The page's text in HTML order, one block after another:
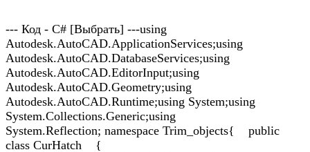
--- Код - C# [Выбрать] ---using Autodesk.AutoCAD.ApplicationServices;using Autodesk.AutoCAD.DatabaseServices;using Autodesk.AutoCAD.EditorInput;using Autodesk.AutoCAD.Geometry;using Autodesk.AutoCAD.Runtime;using System;using System.Collections.Generic;using System.Reflection; namespace Trim_objects{ public class CurHatch { [CommandMethod("cut_hatch")] public void c_hatch() { ObjectId plId = GetObjectId(new List<string> { "acdbpolyline", "acdbcircle" }, "Выберите замкнутый секущий контур"); if (plId == ObjectId.Null ) return; ObjectId hId = GetObjectId(new List<string> { "acdbhatch" }, "Выберите разрезаемую штриховку"); if (hId == ObjectId.Null) return; CutHatch(plId, hId); } /// <summary> /// Основная команда, режет штриховку возвращает списко ObjectId полученных штриховок /// </summary> /// <param name="plId">ObjectId разрезающего контура</param> /// <param name="hId">ObjectId разрезаемой штриховки</param> public List<ObjectId> CutHatch(ObjectId plId, ObjectId hId) { List<ObjectId> result = new List<ObjectId>(); //работаем сразу в транзокции и таблице так как частенько придется что-то доставать или что-то записывать using (Transaction tr = HostApplicationServices.WorkingDatabase.TransactionManager.StartTransaction()) { using (BlockTableRecord ms = tr.GetObject(HostApplicationServices.WorkingDatabase.CurrentSpaceId, OpenMode.ForWrite, false, true) as BlockTableRecord) { using (Hatch hatch = tr.GetObject(hId, OpenMode.ForWrite, false, true) as Hatch) { //получаем план штриховки Plane plane = hatch.GetPlane(); //получаем вектор текущего вида Vector3d vector = GetViewVector(); //проверяем на самопересечение и замкнутость using (Curve pl1 = tr.GetObject(plId, OpenMode.ForRead, false, true) as Curve) using (Curve pl = pl1.GetProjectedCurve(plane, vector)) using (Curve3d pl3d = pl.GetGeCurve()) using (CurveCurveIntersector3d cuin = new CurveCurveIntersector3d(pl3d, pl3d, vector)) { if (cuin.NumberOfIntersectionPoints > 0 | !pl3d.IsClosed()) { tr.Commit(); return new List<ObjectId> { ObjectId.Null }; } } //получаем лупы из штриховки List<HatchLoop> loops = new List<HatchLoop>(); for (int i = hatch.NumberOfLoops - 1; i >= 0; i--) { loops.Add(hatch.GetLoopAt(i)); } //создаем кривые в чертеже для каждого лупа и записываем их в списки List<ObjectId> LoopCurve = new List<ObjectId>(); foreach (HatchLoop loop in loops) { //получаем куски лупа LoopCurve.AddRange(GetCurveFromLoop(loop, plane, hatch)); } //список удаляемых кривых лупов List<ObjectId> erList = new List<ObjectId>(); //список добавляемых кривых в лупы List<ObjectId> addList = new List<ObjectId>(); //список секущих точек List<Point3d> sPoints = new List<Point3d>(); //разрезаем все контура в штриховке проекцией контура (которые контур рассекает) foreach (ObjectId id in LoopCurve) { //получаем кривую using (Curve cur = tr.GetObject(id, OpenMode.ForWrite, false, true) as Curve) { //получаем точки пересечения List<Point3d> points = IntersectPoints(plId, ObjectId.Null, null, cur.Clone() as Curve, plane, vector, false); //если точки есть то разрезаем кривую, добавляем куски в список и удаляем разрезанную if (points.Count > 0) { sPoints.AddRange(points); using (Point3dCollection collection = new Point3dCollection()) { foreach (Point3d point in points) collection.Add(point); using (DBObjectCollection objects = cur.GetSplitCurves(collection)) { foreach (Object obj in objects) { using (Curve curve = obj as Curve) { if (curve != null) { addList.Add(ms.AppendEntity(curve)); tr.AddNewlyCreatedDBObject(curve, true); } } } } } cur.Erase(); erList.Add(id); } } } //если пересечений не было значит штриховку можно не трогать if (erList.Count == 0) { DeleteObj(LoopCurve); tr.Commit(); return new List<ObjectId> { ObjectId.Null }; } //если были то обновляем список кривых в лупах foreach (ObjectId id in erList) LoopCurve.Remove(id); LoopCurve.AddRange(addList); //создаем списки распределения кривых (других по идее быть не должно) //внутри List<Curve> inner = new List<Curve>(); //снаружи List<Curve> outer = new List<Curve>(); //создаем список с кусками пересекающей кривой, которые будем добавлять в лупы List<ObjectId> kontPartLstId = new List<ObjectId>(); List<Curve> kontPartLst = new List<Curve>(); List<Curve> kontPartLstCopy = new List<Curve>(); //получаем контур в виде проекции на плоскость штриховки using (Curve pl1 = tr.GetObject(plId, OpenMode.ForRead, false, true) as Curve) using (Curve pl = pl1.GetProjectedCurve(plane, vector)) { //распределяем куски лупов по спискам foreach (ObjectId id in LoopCurve) { Curve c = tr.GetObject(id, OpenMode.ForRead, false, true) as Curve; //после всех манипуляций тут должны быть только результаты 1 - 5 //если встретится что-то другое то скорее всего произошла какая-то ошибка и просто прекращаем //если все нормально то все кривые распределятся по спискам кроме номера 3 //он просто игнорируется и никуда не идет, его заменят если что части контура int res = PartIn(pl, c, plane, vector); if (res == 0 | res == 6) { DeleteObj(LoopCurve); tr.Commit(); return new List<ObjectId> { ObjectId.Null }; } if (res == 1 | res == 4) { inner.Add(c); continue; } if (res == 2 | res == 5) { outer.Add(c); continue; } if (res == 3) continue; } //ищем куски разрезающей кривой //сортируем точки по разрезающей кривой sPoints = SortPoint(sPoints, pl); using (Point3dCollection collection = new Point3dCollection()) { foreach (Point3d point in sPoints) collection.Add(point); using (DBObjectCollection objects = pl.GetSplitCurves(collection)) { foreach (Object obj in objects) { using (Curve curve = obj as Curve) { if (curve != null) { //проверяем находится ли кусок контура внутри штриховки int res = CurveInCurves(curve, LoopCurve, plane, ve